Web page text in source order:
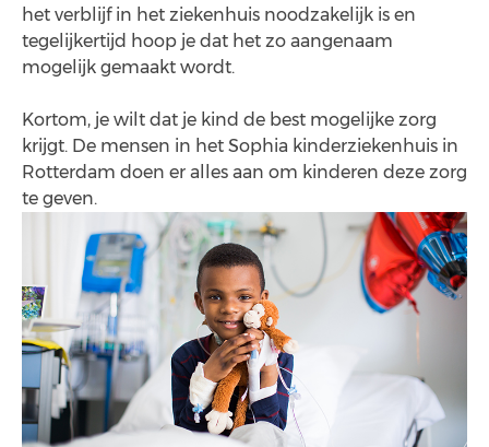
het verblijf in het ziekenhuis noodzakelijk is en
tegelijkertijd hoop je dat het zo aangenaam
mogelijk gemaakt wordt.
Kortom, je wilt dat je kind de best mogelijke zorg
krijgt. De mensen in het Sophia kinderziekenhuis in
Rotterdam doen er alles aan om kinderen deze zorg
te geven.